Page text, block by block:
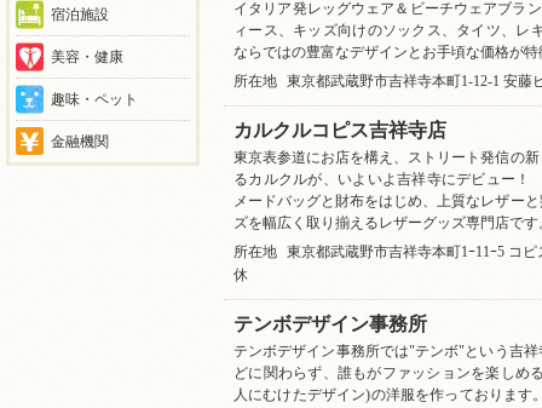
宿泊施設
美容・健康
趣味・ペット
金融機関
イタリア発レッグウェア＆ビーチウェアブラ
ィース、キッズ向けのソックス、タイツ、レ
ならではの豊富なデザインとお手頃な価格が特
所在地
東京都武蔵野市吉祥寺本町1-12-1 安藤
カルクルコピス吉祥寺店
東京表参道にお店を構え、ストリート発信の
るカルクルが、いよいよ吉祥寺にデビュー！
メードバッグと財布をはじめ、上質なレザー
ズを幅広く取り揃えるレザーグッズ専門店です
所在地
東京都武蔵野市吉祥寺本町1ｰ11ｰ5 コ
休
テンボデザイン事務所
テンボデザイン事務所では"テンボ"という吉
どに関わらず、誰もがファッションを楽しめ
人にむけたデザイン)の洋服を作っており